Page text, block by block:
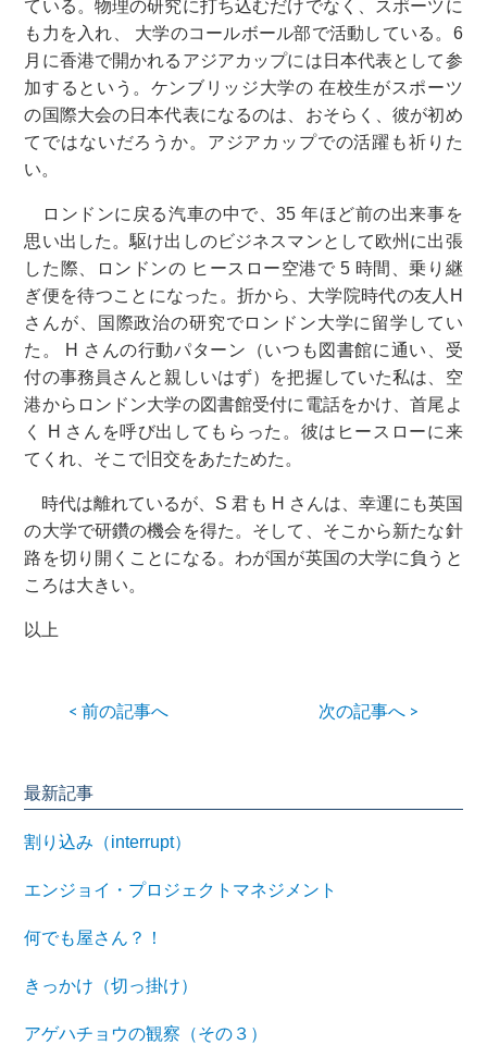
ている。物理の研究に打ち込むだけでなく、スポーツに
も力を入れ、 大学のコールボール部で活動している。6
月に香港で開かれるアジアカップには日本代表として参
加するという。ケンブリッジ大学の 在校生がスポーツ
の国際大会の日本代表になるのは、おそらく、彼が初め
てではないだろうか。アジアカップでの活躍も祈りた
い。
ロンドンに戻る汽車の中で、35 年ほど前の出来事を
思い出した。駆け出しのビジネスマンとして欧州に出張
した際、ロンドンの ヒースロー空港で 5 時間、乗り継
ぎ便を待つことになった。折から、大学院時代の友人H
さんが、国際政治の研究でロンドン大学に留学してい
た。 H さんの行動パターン（いつも図書館に通い、受
付の事務員さんと親しいはず）を把握していた私は、空
港からロンドン大学の図書館受付に電話をかけ、首尾よ
く H さんを呼び出してもらった。彼はヒースローに来
てくれ、そこで旧交をあたためた。
時代は離れているが、S 君も H さんは、幸運にも英国
の大学で研鑽の機会を得た。そして、そこから新たな針
路を切り開くことになる。わが国が英国の大学に負うと
ころは大きい。
以上
< 前の記事へ 次の記事へ >
最新記事
割り込み（interrupt）
エンジョイ・プロジェクトマネジメント
何でも屋さん？！
きっかけ（切っ掛け）
アゲハチョウの観察（その３）